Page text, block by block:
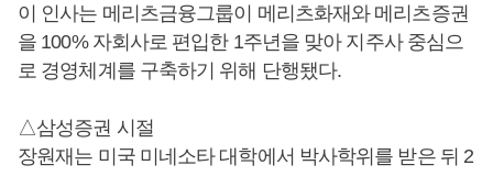
이 인사는 메리츠금융그룹이 메리츠화재와 메리츠증권
을 100% 자회사로 편입한 1주년을 맞아 지주사 중심으
로 경영체계를 구축하기 위해 단행됐다.
△삼성증권 시절
장원재는 미국 미네소타 대학에서 박사학위를 받은 뒤 2